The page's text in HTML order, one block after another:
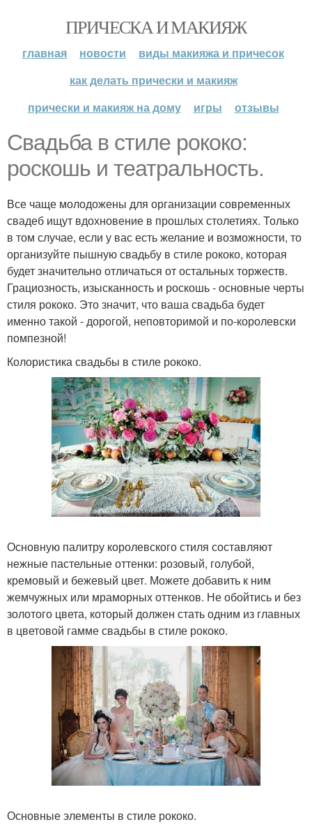
ПРИЧЕСКА И МАКИЯЖ
главная новости
виды макияжа и причесок
как делать прически и макияж
прически и макияж на дому
игры отзывы
Свадьба в стиле рококо:
роскошь и театральность.
Все чаще молодожены для организации современных
свадеб ищут вдохновение в прошлых столетиях. Только
в том случае, если у вас есть желание и возможности, то
организуйте пышную свадьбу в стиле рококо, которая
будет значительно отличаться от остальных торжеств.
Грациозность, изысканность и роскошь - основные черты
стиля рококо. Это значит, что ваша свадьба будет
именно такой - дорогой, неповторимой и по-королевски
помпезной!
Колористика свадьбы в стиле рококо.
Основную палитру королевского стиля составляют
нежные пастельные оттенки: розовый, голубой,
кремовый и бежевый цвет. Можете добавить к ним
жемчужных или мраморных оттенков. Не обойтись и без
золотого цвета, который должен стать одним из главных
в цветовой гамме свадьбы в стиле рококо.
Основные элементы в стиле рококо.